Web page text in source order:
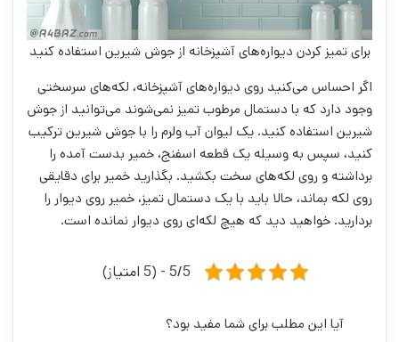
برای تمیز کردن دیواره‌های آشپزخانه از جوش شیرین استفاده کنید
اگر احساس می‌کنید روی دیواره‌های آشپزخانه، لکه‌های سرسختی
وجود دارد که با دستمال مرطوب تمیز نمی‌شوند می‌توانید از جوش
شیرین استفاده کنید. یک لیوان آب ولرم را با جوش شیرین ترکیب
کنید، سپس به وسیله یک قطعه اسفنج، خمیر بدست آمده را
برداشته و روی لکه‌های سخت بکشید. بگذارید خمیر برای دقایقی
روی لکه بماند، حالا باید با یک دستمال تمیز، خمیر روی دیوار را
بردارید. خواهید دید که هیچ لکه‌ای روی دیوار نمانده است.
5/5 - (5 امتیاز)
آیا این مطلب برای شما مفید بود؟